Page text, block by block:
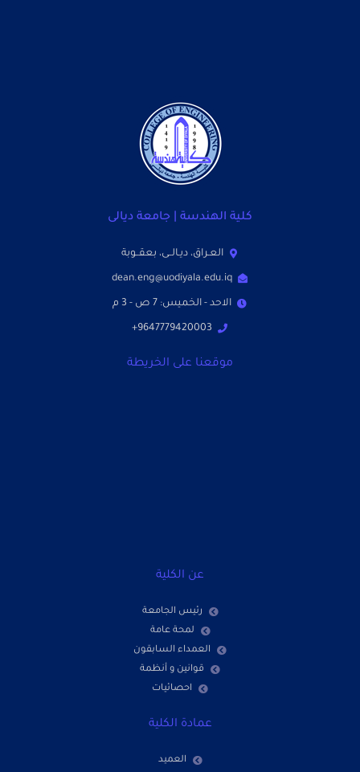
كلية الهندسة | جامعة ديالى
العـراق، ديـالــى، بعقــوبة
dean.eng@uodiyala.edu.iq
الاحد - الخميس: 7 ص - 3 م
9647779420003+
موقعنا على الخريطة
عن الكلية
رئيس الجامعة
لمحة عامة
العمداء السابقون
قوانين و أنظمة
احصائيات
عمادة الكلية
العميد